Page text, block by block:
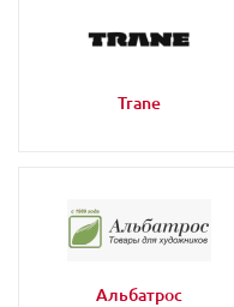
Trane
Альбатрос